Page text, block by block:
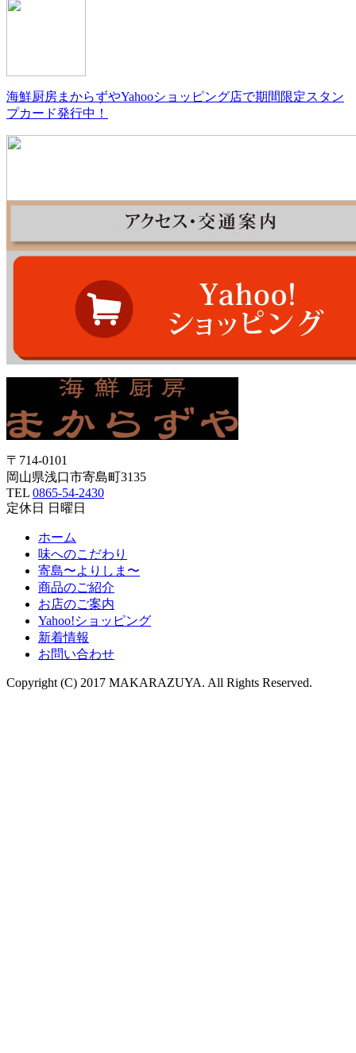
海鮮厨房まからずやYahooショッピング店で期間限定スタン
プカード発行中！
〒714-0101
岡山県浅口市寄島町3135
TEL 0865-54-2430
定休日 日曜日
ホーム
味へのこだわり
寄島〜よりしま〜
商品のご紹介
お店のご案内
Yahoo!ショッピング
新着情報
お問い合わせ
Copyright (C) 2017 MAKARAZUYA. All Rights Reserved.